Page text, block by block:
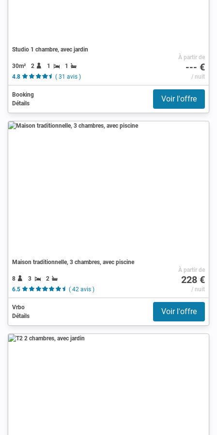
Studio 1 chambre, avec jardin
30m² 2 1
1
4.8
( 31 avis )
À partir de
--- €
/ nuit
Booking
Détails
Voir l'offre
Maison traditionnelle, 3 chambres, avec piscine
8 3
2
6.5
( 42 avis )
À partir de
228 €
/ nuit
Vrbo
Détails
Voir l'offre